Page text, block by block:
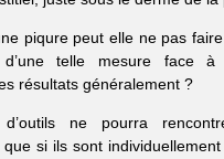
piqure peut elle ne pas
telle mesure face à
résultats généralement ?
ne pourra
que si ils sont